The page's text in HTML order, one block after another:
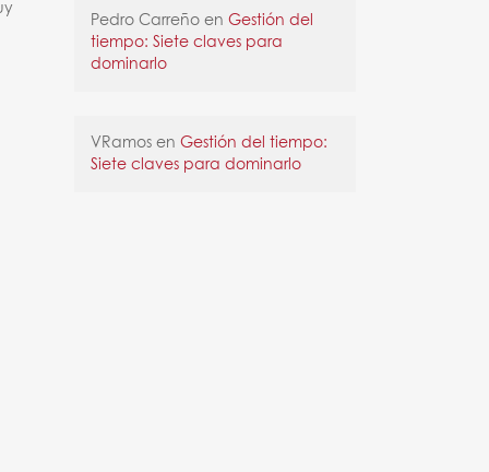
Pedro Carreñoen Gestión del
tiempo: Siete claves para
dominarlo
VRamosen Gestión del tiempo:
Siete claves para dominarlo